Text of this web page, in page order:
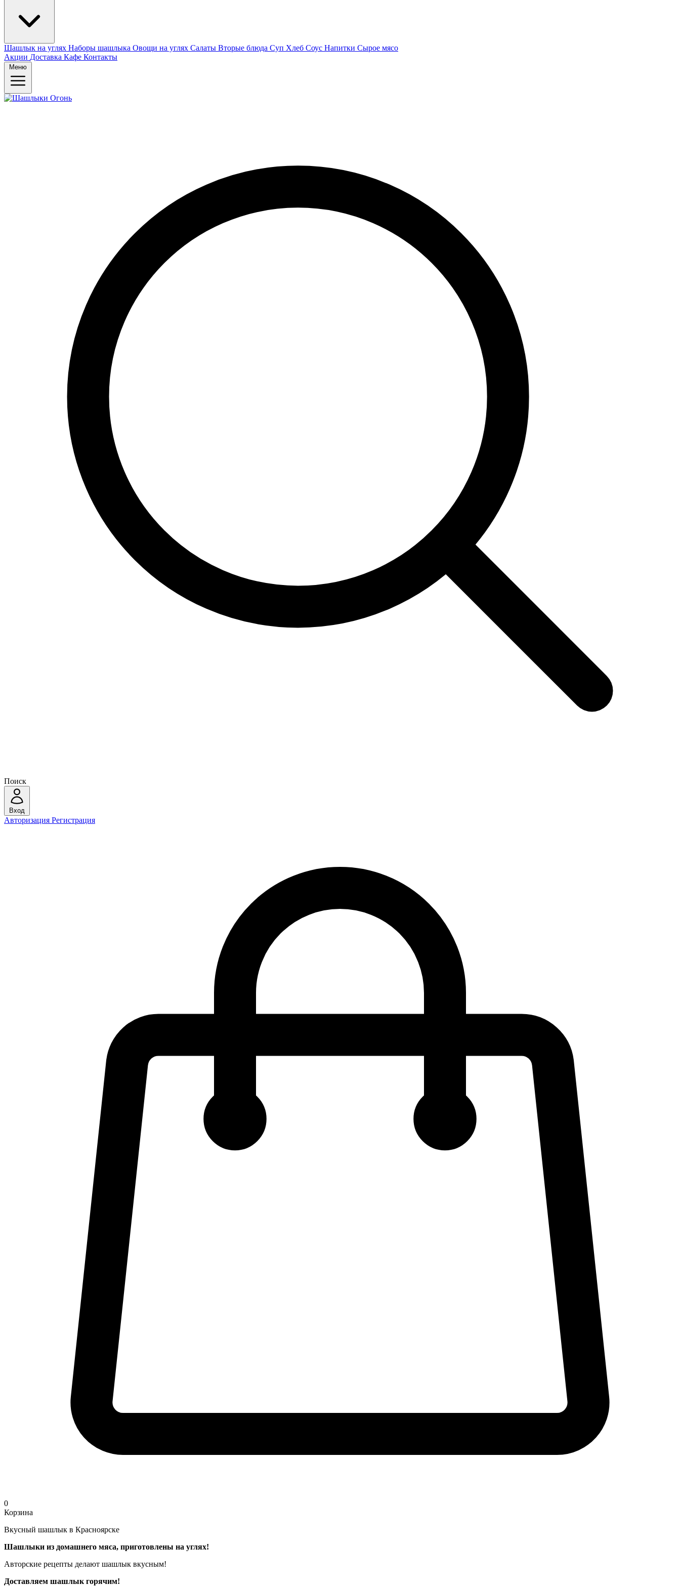
Шашлык на углях Наборы шашлыка Овощи на углях Салаты Вторые блюда Суп Хлеб Соус Напитки Сырое мясо
Акции Доставка Кафе Контакты
Меню
Поиск
Вход
Авторизация Регистрация
0
Корзина
Вкусный шашлык в Красноярске
Шашлыки из домашнего мяса, приготовлены на углях!
Авторские рецепты делают шашлык вкусным!
Доставляем шашлык горячим!